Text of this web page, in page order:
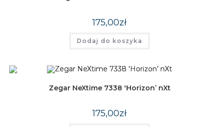
175,00zł
Dodaj do koszyka
Zegar NeXtime 7338 'Horizon’ nXt
175,00zł